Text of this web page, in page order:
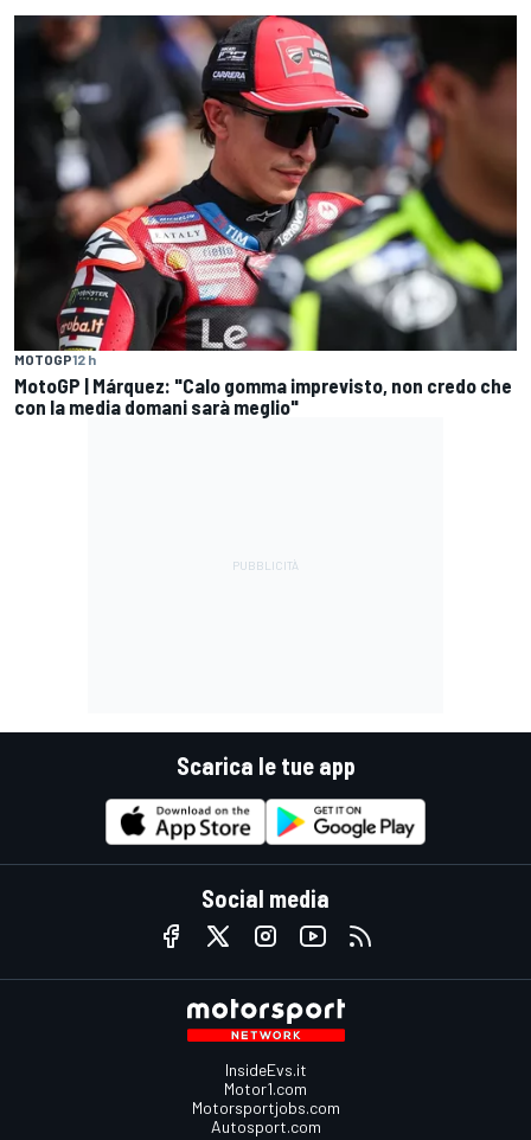
MOTOGP12 h
MotoGP | Márquez: "Calo gomma imprevisto, non credo che
con la media domani sarà meglio"
Scarica le tue app
Social media
InsideEvs.it
Motor1.com
Motorsportjobs.com
Autosport.com